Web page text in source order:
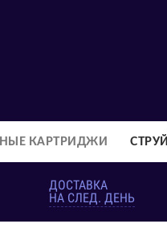
КАРТРИДЖИ
ДОСТАВКА
НА СЛЕД. ДЕНЬ